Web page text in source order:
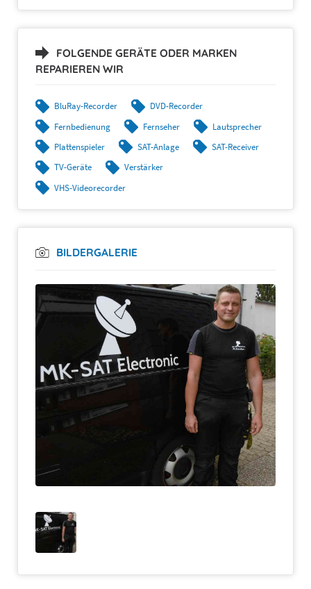
FOLGENDE GERÄTE ODER MARKEN
REPARIEREN WIR
BluRay-Recorder
DVD-Recorder
Fernbedienung
Fernseher
Lautsprecher
Plattenspieler
SAT-Anlage
SAT-Receiver
TV-Geräte
Verstärker
VHS-Videorecorder
BILDERGALERIE